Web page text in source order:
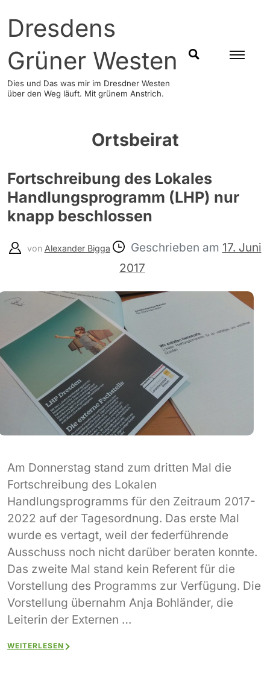
content
Dresdens
Grüner Westen
Dies und Das was mir im Dresdner Westen
über den Weg läuft. Mit grünem Anstrich.
SUCHEN
Ortsbeirat
Fortschreibung des Lokales
Handlungsprogramm (LHP) nur
knapp beschlossen
von Alexander Bigga Geschrieben am 17. Juni
2017
Am Donnerstag stand zum dritten Mal die
Fortschreibung des Lokalen
Handlungsprogramms für den Zeitraum 2017-
2022 auf der Tagesordnung. Das erste Mal
wurde es vertagt, weil der federführende
Ausschuss noch nicht darüber beraten konnte.
Das zweite Mal stand kein Referent für die
Vorstellung des Programms zur Verfügung. Die
Vorstellung übernahm Anja Bohländer, die
Leiterin der Externen …
WEITERLESEN